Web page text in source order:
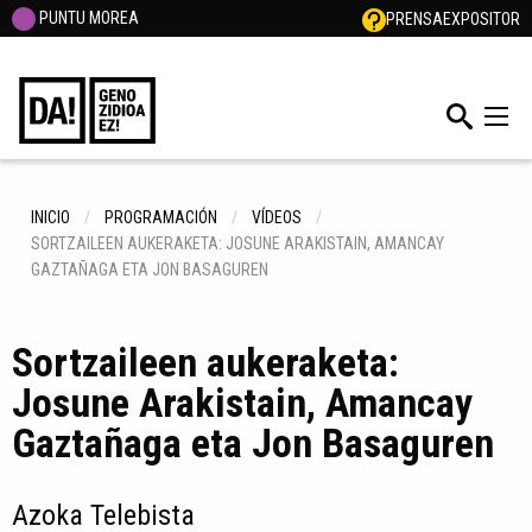
PUNTU MOREA PRENSAEXPOSITOR
INICIO PROGRAMACIÓN
VÍDEOS
SORTZAILEEN AUKERAKETA: JOSUNE ARAKISTAIN, AMANCAY
GAZTAÑAGA ETA JON BASAGUREN
Sortzaileen aukeraketa:
Josune Arakistain, Amancay
Gaztañaga eta Jon Basaguren
Azoka Telebista